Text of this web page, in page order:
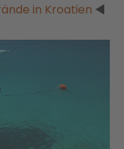
in Kroatien ◄